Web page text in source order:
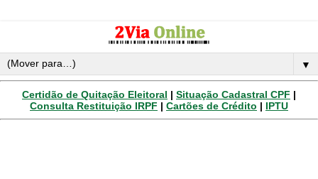
▼
Certidão de Quitação Eleitoral | Situação Cadastral CPF |
Consulta Restituição IRPF | Cartões de Crédito | IPTU